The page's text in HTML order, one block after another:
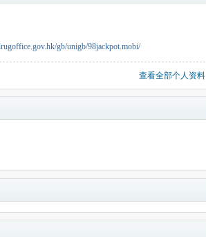
gb/unigb/98jackpot.mobi/
查看全部个人资料